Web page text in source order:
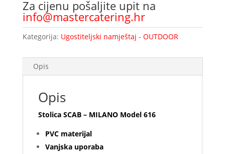
Za cijenu pošaljite upit na
info@mastercatering.hr
Kategorija: Ugostiteljski namještaj - OUTDOOR
Opis
Opis
Stolica SCAB – MILANO Model 616
PVC materijal
Vanjska uporaba